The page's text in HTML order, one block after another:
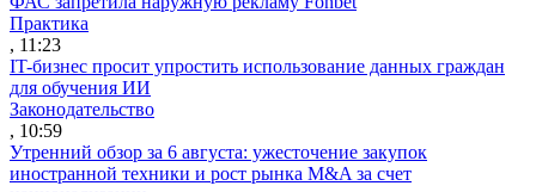
Практика
, 11:23
IT-бизнес просит упростить использование данных граждан
для обучения ИИ
Законодательство
, 10:59
Утренний обзор за 6 августа: ужесточение закупок
иностранной техники и рост рынка M&A за счет